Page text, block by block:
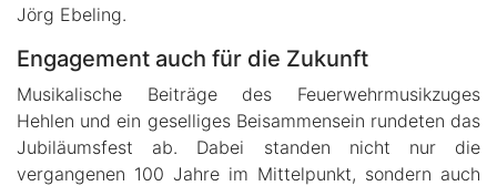
Jörg Ebeling.
Engagement auch für die Zukunft
Musikalische Beiträge des Feuerwehrmusikzuges
Hehlen und ein geselliges Beisammensein rundeten das
Jubiläumsfest ab. Dabei standen nicht nur die
vergangenen 100 Jahre im Mittelpunkt, sondern auch